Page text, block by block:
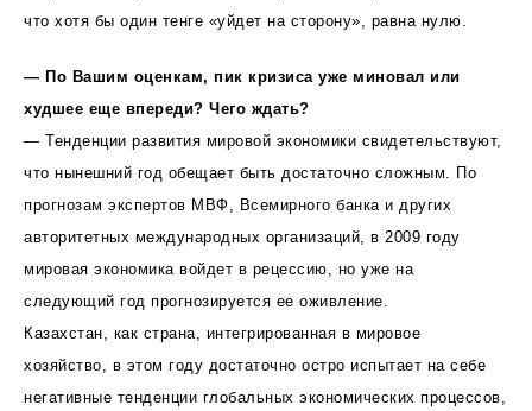
что хотя бы один тенге «уйдет на сторону», равна нулю.
— По Вашим оценкам, пик кризиса уже миновал или
худшее еще впереди? Чего ждать?
— Тенденции развития мировой экономики свидетельствуют,
что нынешний год обещает быть достаточно сложным. По
прогнозам экспертов МВФ, Всемирного банка и других
авторитетных международных организаций, в 2009 году
мировая экономика войдет в рецессию, но уже на
следующий год прогнозируется ее оживление.
Казахстан, как страна, интегрированная в мировое
хозяйство, в этом году достаточно остро испытает на себе
негативные тенденции глобальных экономических процессов,